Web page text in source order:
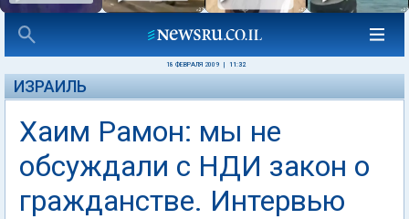
18 ФЕВРАЛЯ 2009 11:32
ИЗРАИЛЬ
Хаим Рамон: мы не
обсуждали с НДИ закон о
гражданстве. Интервью